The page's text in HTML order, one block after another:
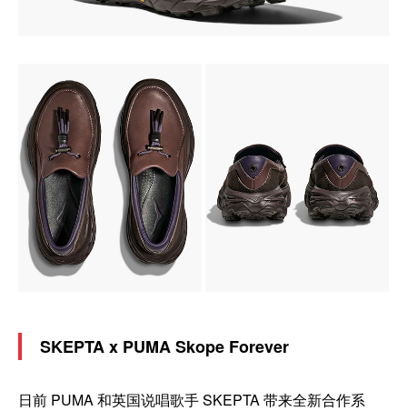
SKEPTA x PUMA Skope Forever
日前 PUMA 和英国说唱歌手 SKEPTA 带来全新合作系